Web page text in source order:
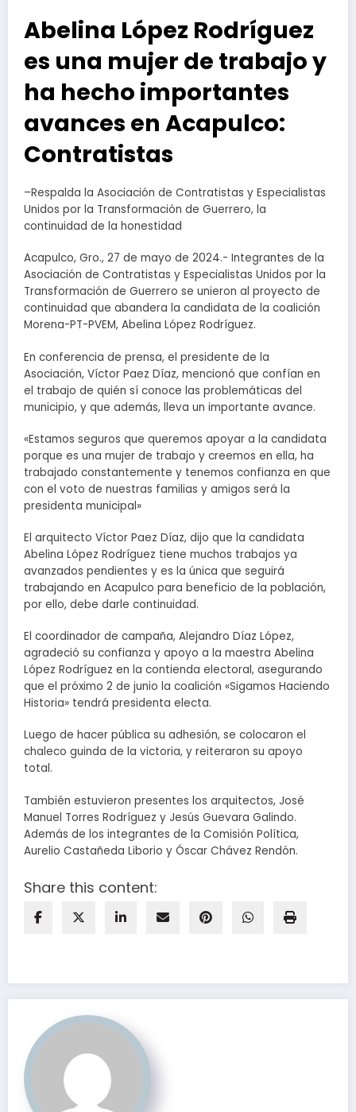
Abelina López Rodríguez
es una mujer de trabajo y
ha hecho importantes
avances en Acapulco:
Contratistas
–Respalda la Asociación de Contratistas y Especialistas
Unidos por la Transformación de Guerrero, la
continuidad de la honestidad
Acapulco, Gro., 27 de mayo de 2024.- Integrantes de la
Asociación de Contratistas y Especialistas Unidos por la
Transformación de Guerrero se unieron al proyecto de
continuidad que abandera la candidata de la coalición
Morena-PT-PVEM, Abelina López Rodríguez.
En conferencia de prensa, el presidente de la
Asociación, Víctor Paez Díaz, mencionó que confían en
el trabajo de quién sí conoce las problemáticas del
municipio, y que además, lleva un importante avance.
«Estamos seguros que queremos apoyar a la candidata
porque es una mujer de trabajo y creemos en ella, ha
trabajado constantemente y tenemos confianza en que
con el voto de nuestras familias y amigos será la
presidenta municipal»
El arquitecto Víctor Paez Díaz, dijo que la candidata
Abelina López Rodríguez tiene muchos trabajos ya
avanzados pendientes y es la única que seguirá
trabajando en Acapulco para beneficio de la población,
por ello, debe darle continuidad.
El coordinador de campaña, Alejandro Díaz López,
agradeció su confianza y apoyo a la maestra Abelina
López Rodríguez en la contienda electoral, asegurando
que el próximo 2 de junio la coalición «Sigamos Haciendo
Historia» tendrá presidenta electa.
Luego de hacer pública su adhesión, se colocaron el
chaleco guinda de la victoria, y reiteraron su apoyo
total.
También estuvieron presentes los arquitectos, José
Manuel Torres Rodríguez y Jesús Guevara Galindo.
Además de los integrantes de la Comisión Política,
Aurelio Castañeda Liborio y Óscar Chávez Rendón.
Share this content: